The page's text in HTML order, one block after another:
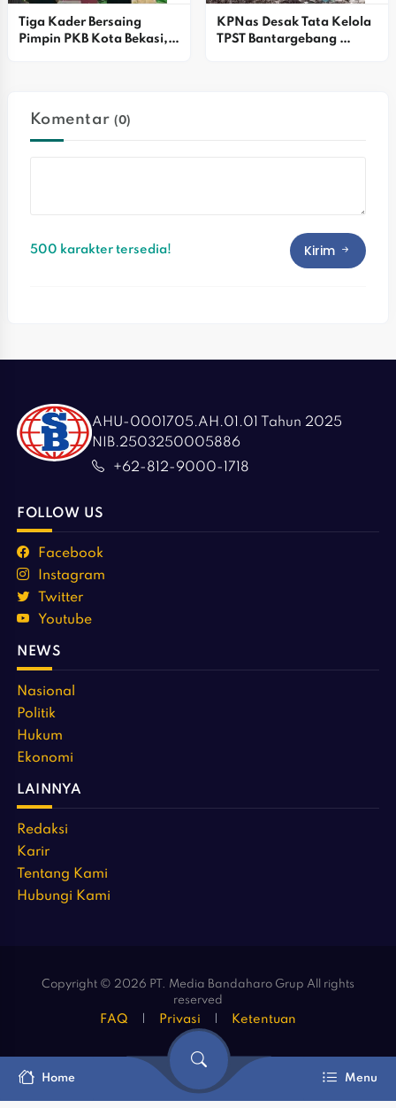
Tiga Kader Bersaing
Pimpin PKB Kota Bekasi,
KPNas Desak Tata Kelola
TPST Bantargebang
Komentar(0)
500 karakter tersedia! Kirim
AHU-0001705.AH.01.01 Tahun 2025
NIB.2503250005886
+62-812-9000-1718
FOLLOW US
Facebook
Instagram
Twitter
Youtube
NEWS
Nasional
Politik
Hukum
Ekonomi
LAINNYA
Redaksi
Karir
Tentang Kami
Hubungi Kami
Copyright © 2026 PT. Media Bandaharo Grup All rights
reserved
FAQ Privasi Ketentuan
Home Menu